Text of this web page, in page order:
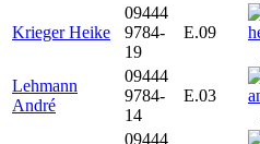
Krieger Heike
09444
9784-
19
E.09
Lehmann
André
09444
9784-
14
E.03
09444